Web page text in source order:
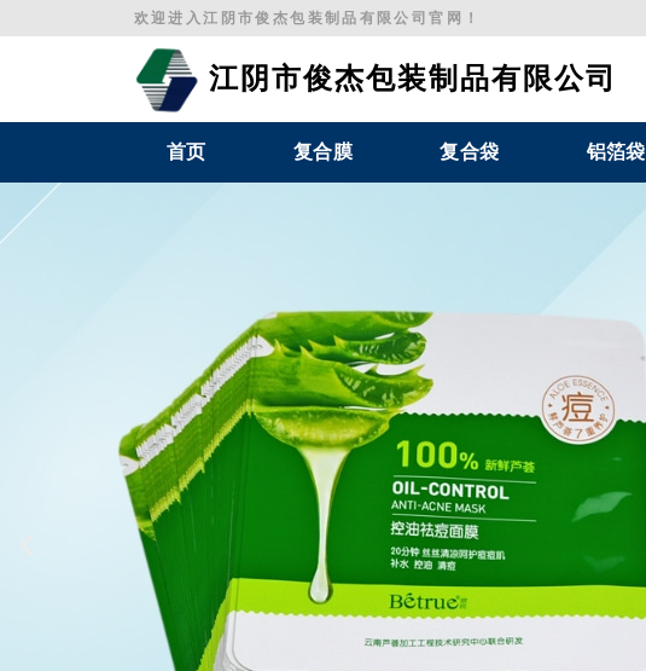
至
欢迎进入江阴市俊杰包装制品有限公司官网！
江阴市俊杰包装制品有限公司
首页 复合膜 复合袋 铝箔袋